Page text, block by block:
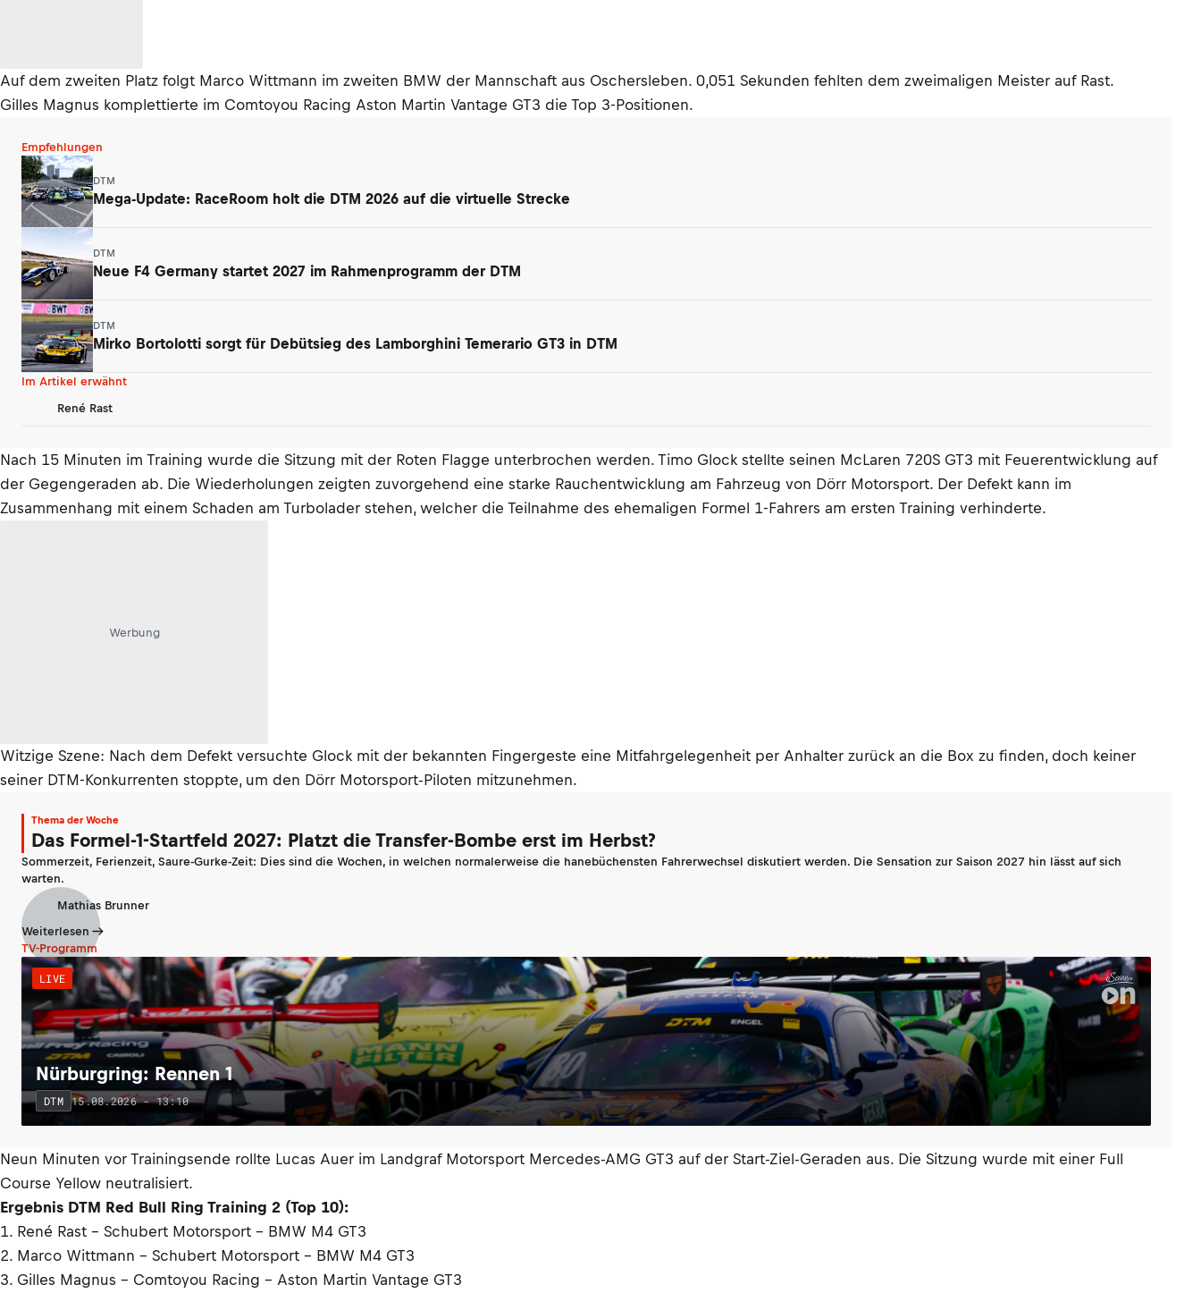
Auf dem zweiten Platz folgt Marco Wittmann im zweiten BMW der Mannschaft aus Oschersleben. 0,051 Sekunden fehlten dem zweimaligen Meister auf Rast.
Gilles Magnus komplettierte im Comtoyou Racing Aston Martin Vantage GT3 die Top 3-Positionen.
Empfehlungen
DTM
Mega-Update: RaceRoom holt die DTM 2026 auf die virtuelle Strecke
DTM
Neue F4 Germany startet 2027 im Rahmenprogramm der DTM
DTM
Mirko Bortolotti sorgt für Debütsieg des Lamborghini Temerario GT3 in DTM
Im Artikel erwähnt
René Rast
Nach 15 Minuten im Training wurde die Sitzung mit der Roten Flagge unterbrochen werden. Timo Glock stellte seinen McLaren 720S GT3 mit Feuerentwicklung auf
der Gegengeraden ab. Die Wiederholungen zeigten zuvorgehend eine starke Rauchentwicklung am Fahrzeug von Dörr Motorsport. Der Defekt kann im
Zusammenhang mit einem Schaden am Turbolader stehen, welcher die Teilnahme des ehemaligen Formel 1-Fahrers am ersten Training verhinderte.
Werbung
Witzige Szene: Nach dem Defekt versuchte Glock mit der bekannten Fingergeste eine Mitfahrgelegenheit per Anhalter zurück an die Box zu finden, doch keiner
seiner DTM-Konkurrenten stoppte, um den Dörr Motorsport-Piloten mitzunehmen.
Thema der Woche
Das Formel-1-Startfeld 2027: Platzt die Transfer-Bombe erst im Herbst?
Sommerzeit, Ferienzeit, Saure-Gurke-Zeit: Dies sind die Wochen, in welchen normalerweise die hanebüchensten Fahrerwechsel diskutiert werden. Die Sensation zur Saison 2027 hin lässt auf sich
warten.
Mathias Brunner
Weiterlesen
TV-Programm
LIVE
Nürburgring: Rennen 1
DTM 15.08.2026 - 13:10
Neun Minuten vor Trainingsende rollte Lucas Auer im Landgraf Motorsport Mercedes-AMG GT3 auf der Start-Ziel-Geraden aus. Die Sitzung wurde mit einer Full
Course Yellow neutralisiert.
Ergebnis DTM Red Bull Ring Training 2 (Top 10):
1. René Rast - Schubert Motorsport - BMW M4 GT3
2. Marco Wittmann - Schubert Motorsport - BMW M4 GT3
3. Gilles Magnus - Comtoyou Racing - Aston Martin Vantage GT3